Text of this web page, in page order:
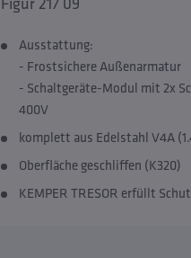
Ausstattung:
- Frostsichere Außenarmatur
- Schaltgeräte-Modul mit 2x
400V
komplett aus Edelstahl V4A
Oberfläche geschliffen (K320)
KEMPER TRESOR erfüllt